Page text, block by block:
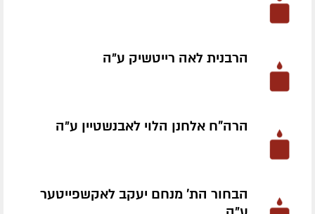
הרבנית לאה רייטשיק ע״ה
הרה"ח אלחנן הלוי לאבנשטיין ע״ה
הבחור הת' מנחם יעקב לאקשפייטער